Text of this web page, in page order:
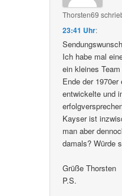
Thorsten69
23:41 Uhr:
Ich habe mal
ein kleines
Ende der
entwickelte und
Kayser ist
man aber
damals? Würde
Grüße Thorsten
P.S.